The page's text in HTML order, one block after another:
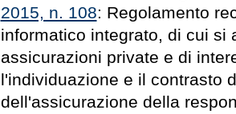
2015, n. 108: Regolamento
informatico integrato, di cui si
assicurazioni private e di
l'individuazione e il contrasto
dell'assicurazione della